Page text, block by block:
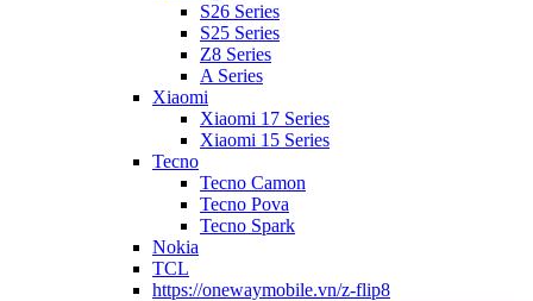
S26 Series
S25 Series
Z8 Series
A Series
Xiaomi
Xiaomi 17 Series
Xiaomi 15 Series
Tecno
Tecno Camon
Tecno Pova
Tecno Spark
Nokia
TCL
https://onewaymobile.vn/z-flip8